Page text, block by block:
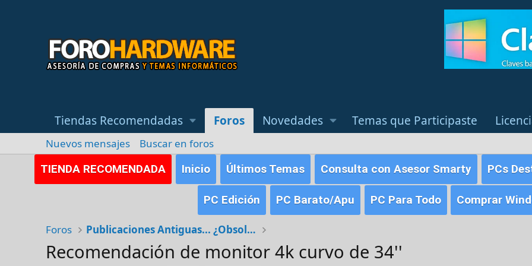
Tiendas Recomendadas Foros Novedades Temas que Participaste
Nuevos mensajes
Buscar en foros
TIENDA RECOMENDADA
Inicio Últimos Temas Consulta con Asesor Smarty PCs
PC Edición PC Barato/Apu PC Para Todo Comprar
Foros Publicaciones Antiguas... ¿Obsoletas?
Recomendación de monitor 4k curvo de 34''